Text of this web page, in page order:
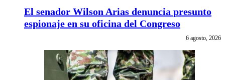
El senador Wilson Arias denuncia presunto
espionaje en su oficina del Congreso
6 agosto, 2026